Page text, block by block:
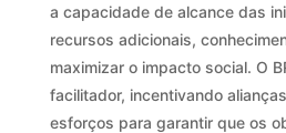
a capacidade de alcance das
recursos adicionais,
maximizar o impacto social. O
facilitador, incentivando
esforços para garantir que os